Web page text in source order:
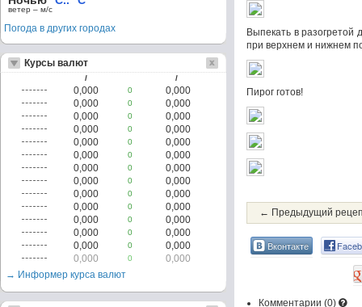
Выпекать в разогретой
при верхнем и нижнем
Пирог готов!
← Предыдущий
Вконтакте
Комментарии (0)
ветер – м/c
Погода в других городах
Курсы валют
/ /
0,000 0
0,000
0,000
0
0,000
0,000
0
0,000
0,000
0
0,000
0,000
0
0,000
0,000
0
0,000
0,000
0
0,000
0,000
0
0,000
0,000
0
0,000
0,000
0
0,000
0,000
0
0,000
0,000
0
0,000
0,000
0
0,000
0,000
0
0,000
→ Информер курса валют